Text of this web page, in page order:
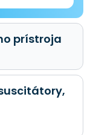
prístroja